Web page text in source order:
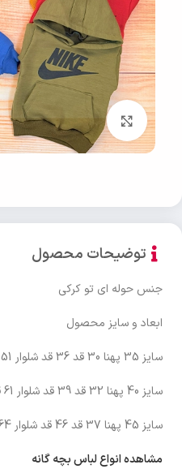
بزرگنمایی تصویر
توضیحات محصول
جنس حوله ای تو کرکی
ابعاد و سایز محصول
سایز 35 پهنا 30 قد 36 قد شلوار 51 قد فاق 21
سایز 40 پهنا 32 قد 39 قد شلوار 61 قد فاق 24
سایز 45 پهنا 37 قد 46 قد شلوار 64 قد فاق 30
مشاهده انواع لباس بچه گانه